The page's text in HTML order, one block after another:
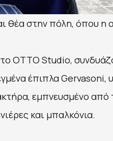
θέα στην πόλη, όπου η
OTTO Studio,
έπιπλα
εμπνευσμένο από
και μπαλκόνια.